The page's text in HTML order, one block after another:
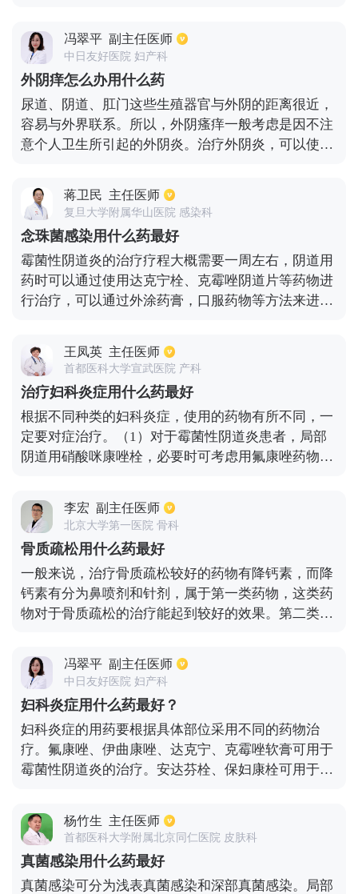
毒感染引起的，则需要抗病毒治疗，包括使用清开
灵、普地兰、奥司他韦、扎那米韦和其他相关抗病毒
药物。如果患者是由非典型致病菌引起的肺炎，大环
内酯类抗生素如罗红霉素、阿奇霉素、红霉素等。或
喹诺酮类抗生素如左氧氟沙星、帕珠沙星、莫西沙星
等。需要使用。要根据不同的病原体，采取不同治疗
方法，临床的治疗效果才会理想。
冯翠平 副主任医师
中日友好医院 妇产科
外阴痒怎么办用什么药
尿道、阴道、肛门这些生殖器官与外阴的距离很近，
容易与外界联系。所以，外阴瘙痒一般考虑是因不注
意个人卫生所引起的外阴炎。治疗外阴炎，可以使用
会阴部浸没于药液中，平时要注意外阴的清洁和干
燥，尽量穿宽松、舒适度比较好的内裤，禁忌穿化纤
内裤，月经期间禁忌坐浴，以免引起感染。
蒋卫民 主任医师
复旦大学附属华山医院 感染科
念珠菌感染用什么药最好
霉菌性阴道炎的治疗疗程大概需要一周左右，阴道用
药时可以通过使用达克宁栓、克霉唑阴道片等药物进
行治疗，可以通过外涂药膏，口服药物等方法来进行
效果还是比较不错的，对于有外阴瘙痒的患者，可以
使用达克宁软膏进行涂抹。日常的生活当中保持外阴
的清洁，每天更换内裤很重要，像甜食和辛辣的食物
不建议吃。
王凤英 主任医师
首都医科大学宣武医院 产科
治疗妇科炎症用什么药最好
根据不同种类的妇科炎症，使用的药物有所不同，一
定要对症治疗。（1）对于霉菌性阴道炎患者，局部
阴道用硝酸咪康唑栓，必要时可考虑用氟康唑药物治
服甲硝唑片，阴道局部上甲硝唑栓。（3）对于盆腔
炎患者，常见的药物是头孢类药物，联合甲硝唑类药
物进行联合用药治疗。（4）对于细菌性阴道炎患
者，一般情况是阴道局部用甲硝唑栓剂。（5）对于
宫颈炎患者，大多是头孢类抗生素药物治疗，口服抗
生素药物等。
李宏 副主任医师
北京大学第一医院 骨科
骨质疏松用什么药最好
一般来说，治疗骨质疏松较好的药物有降钙素，而降
钙素有分为鼻喷剂和针剂，属于第一类药物，这类药
物对于骨质疏松的治疗能起到较好的效果。第二类药
进行骨质疏松的治疗。而对于女性绝经后出现的骨质
疏松症状，患者可以采取激素替代疗法，这样就能有
效减轻骨质疏松的症状。不过一般对于骨质疏松症状
的治疗，患者应该在医生明确诊断后，并在医生的指
导下进行相应的治疗，这样才能达到良好的治疗效
果。
冯翠平 副主任医师
中日友好医院 妇产科
妇科炎症用什么药最好？
妇科炎症的用药要根据具体部位采用不同的药物治
疗。氟康唑、伊曲康唑、达克宁、克霉唑软膏可用于
霉菌性阴道炎的治疗。安达芬栓、保妇康栓可用于宫
1:5000的高锰酸钾洗液可用于滴虫性阴道炎的治疗。
己烯雌酚、尼尔雌醇或者是1%的乳酸可用于老年性
阴道炎的治疗。霉素类、头孢类或抗厌氧菌的药物可
用于盆腔炎的治疗。还可以使用妇炎康、宫炎平中草
药来治疗妇科炎症。
杨竹生 主任医师
首都医科大学附属北京同仁医院 皮肤科
真菌感染用什么药最好
真菌感染可分为浅表真菌感染和深部真菌感染。局部